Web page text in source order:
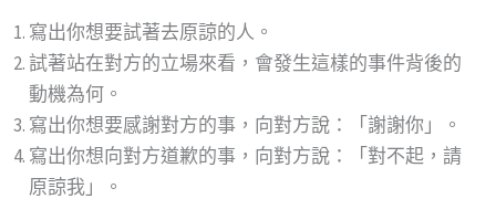
寫出你想要試著去原諒的人。
試著站在對方的立場來看，會發生這樣的事件背後的
動機為何。
寫出你想要感謝對方的事，向對方說：「謝謝你」。
寫出你想向對方道歉的事，向對方說：「對不起，請
原諒我」。